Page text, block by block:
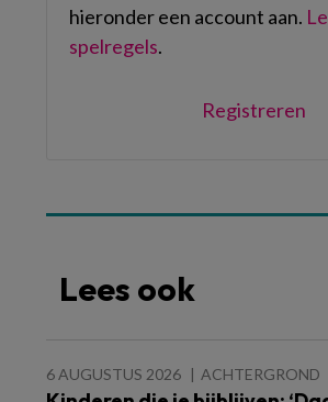
hieronder een account aan.
spelregels.
Registreren
Lees ook
6 AUGUSTUS 2026 ACHTERGROND